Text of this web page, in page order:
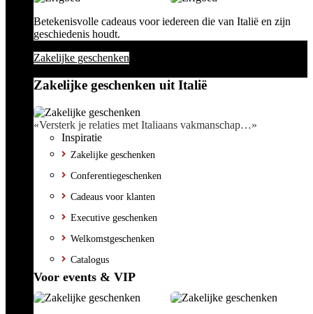
Betekenisvolle cadeaus voor iedereen die van Italië en zijn
geschiedenis houdt.
Zakelijke geschenken
Zakelijke geschenken uit Italië
«Versterk je relaties met Italiaans vakmanschap…»
Inspiratie
Zakelijke geschenken
Conferentiegeschenken
Cadeaus voor klanten
Executive geschenken
Welkomstgeschenken
Catalogus
Voor events & VIP